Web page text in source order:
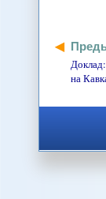
на